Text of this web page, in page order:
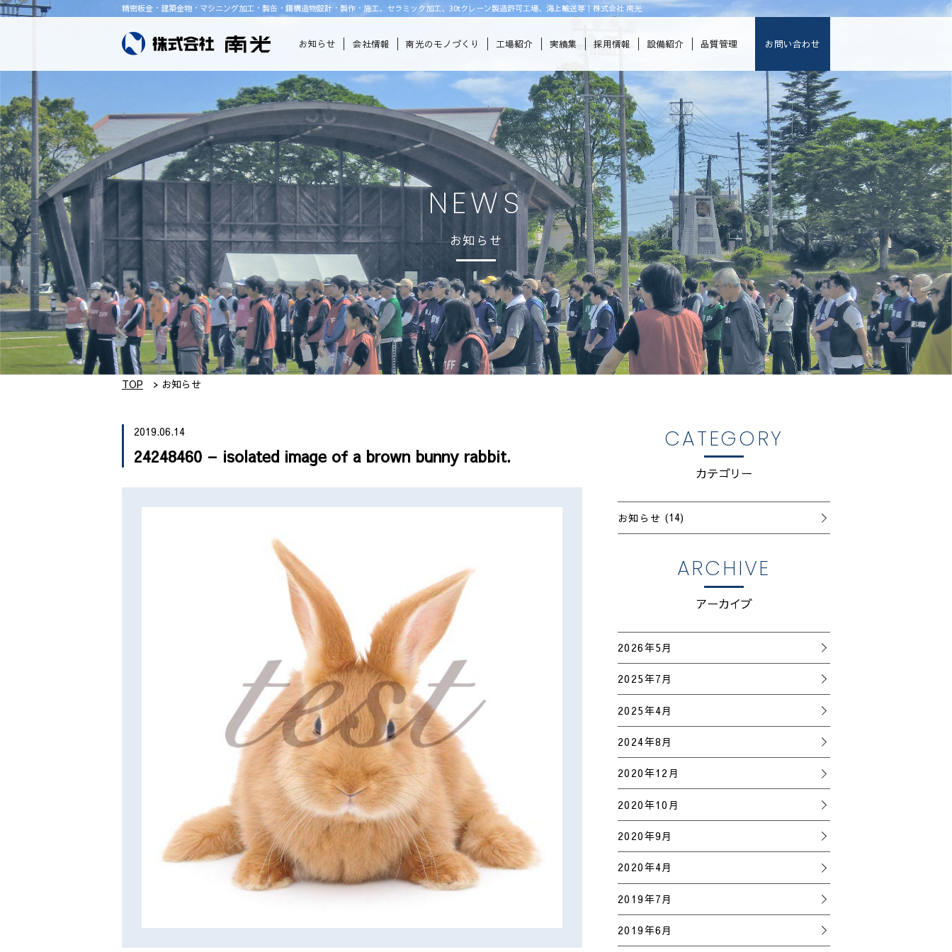
精密板金・建築金物・マシニング加工・製缶・鋼構造物設計・製作・施工、セラミック加工、30tクレーン製造許可工場、海上輸送等｜株式会社 南光
お知らせ 会社情報 南光のモノづくり 工場紹介 実績集 採用情報 設備紹介 品質管理 お問い合わせ
NEWS
お知らせ
TOP お知らせ
2019.06.14
24248460 – isolated image of a brown bunny rabbit.
CATEGORY
カテゴリー
お知らせ (14)
ARCHIVE
アーカイブ
2026年5月
2025年7月
2025年4月
2024年8月
2020年12月
2020年10月
2020年9月
2020年4月
2019年7月
2019年6月